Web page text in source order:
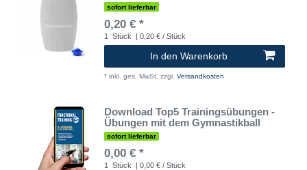
sofort lieferbar
0,20 € *
1 Stück | 0,20 € / Stück
In den Warenkorb
* inkl. ges. MwSt. zzgl. Versandkosten
Download Top5 Trainingsübungen -
Übungen mit dem Gymnastikball
sofort lieferbar
0,00 € *
1 Stück | 0,00 € / Stück